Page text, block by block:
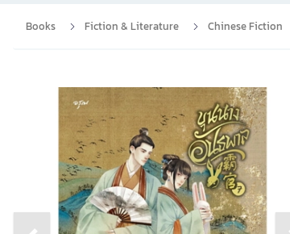
Books Fiction & Literature Chinese Fiction